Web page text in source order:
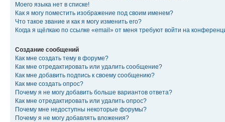
Моего языка нет в списке!
Как я могу поместить изображение под своим именем?
Что такое звание и как я могу изменить его?
Когда я щёлкаю по ссылке «email» от меня требуют войти на
Создание сообщений
Как мне создать тему в форуме?
Как мне отредактировать или удалить сообщение?
Как мне добавить подпись к своему сообщению?
Как мне создать опрос?
Почему я не могу добавить больше вариантов ответа?
Как мне отредактировать или удалить опрос?
Почему мне недоступны некоторые форумы?
Почему я не могу добавлять вложения?